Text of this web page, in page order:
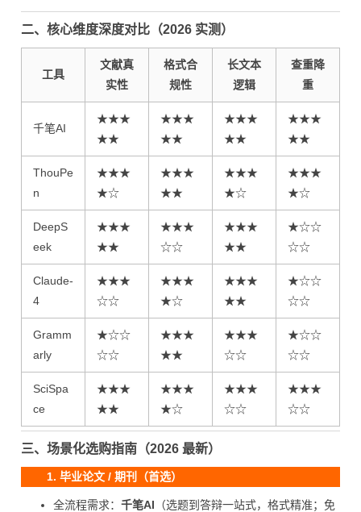
二、核心维度深度对比（2026 实测）
工具
文献真
实性
格式合
规性
长文本
逻辑
查重降
重
千笔AI
★★★
★★
★★★
★★
★★★
★★
★★★
★★
ThouPe
n
★★★
★☆
★★★
★★
★★★
★☆
★★★
★☆
DeepS
eek
★★★
★★
★★★
☆☆
★★★
★★
★☆☆
☆☆
Claude-
4
★★★
☆☆
★★★
★☆
★★★
★★
★☆☆
☆☆
Gramm
arly
★☆☆
☆☆
★★★
★★
★★★
☆☆
★☆☆
☆☆
SciSpa
ce
★★★
★★
★★★
★☆
★★★
☆☆
★★★
☆☆
三、场景化选购指南（2026 最新）
1. 毕业论文 / 期刊（首选）
全流程需求： 千笔AI （选题到答辩一站式，格式精准；免